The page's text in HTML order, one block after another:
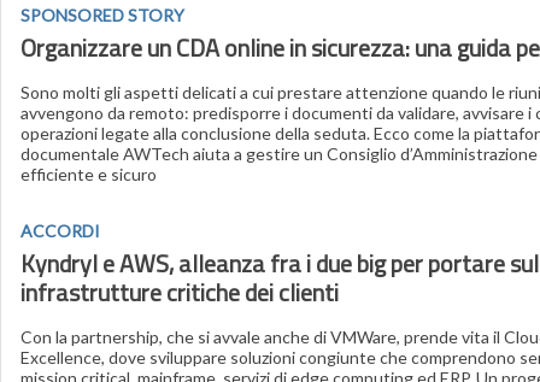
SPONSORED STORY
Organizzare un CDA online in sicurezza: una guida
Sono molti gli aspetti delicati a cui prestare attenzione quando le
avvengono da remoto: predisporre i documenti da validare, avvisare i
operazioni legate alla conclusione della seduta. Ecco come la
documentale AWTech aiuta a gestire un Consiglio
efficiente e sicuro
ACCORDI
Kyndryl e AWS, alleanza fra i due big per portare
infrastrutture critiche dei clienti
Con la partnership, che si avvale anche di VMWare, prende vita il
Excellence, dove sviluppare soluzioni congiunte che comprendono
mission critical, mainframe, servizi di edge computing ed ERP. Un